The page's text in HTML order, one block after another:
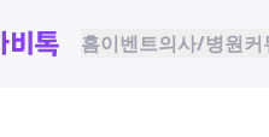
홈이벤트의사/병원커